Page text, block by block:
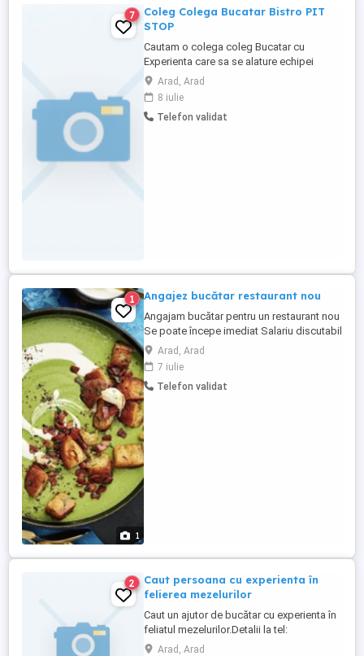
7
Coleg Colega Bucatar Bistro PIT
STOP
Cautam o colega coleg Bucatar cu
Experienta care sa se alature echipei
noastre . Program de lucru de Luni pana
Vineri ,un singur schimb,de dimineata,
(posibilitate vinerea zi scurta) Sambata
,duminica si sarbatorile legale nu se
Arad, Arad
8 iulie
Telefon validat
1
1 Angajez bucătar restaurant nou
Angajam bucătar pentru un restaurant nou
Se poate începe imediat Salariu discutabil
Arad, Arad
7 iulie
Telefon validat
2
Caut persoana cu experienta în
felierea mezelurilor
Caut un ajutor de bucătar cu experienta în
feliatul mezelurilor.Detalii la tel:
Arad, Arad